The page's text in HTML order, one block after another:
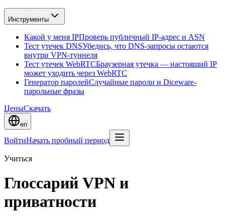
Инструменты
Какой у меня IPПроверь публичный IP-адрес и ASN
Тест утечек DNSУбедись, что DNS-запросы остаются
внутри VPN-туннеля
Тест утечек WebRTCБраузерная утечка — настоящий IP
может уходить через WebRTC
Генератор паролейСлучайные пароли и Diceware-
парольные фразы
ЦеныСкачать
en
ВойтиНачать пробный период
Учиться
Глоссарий VPN и
приватности